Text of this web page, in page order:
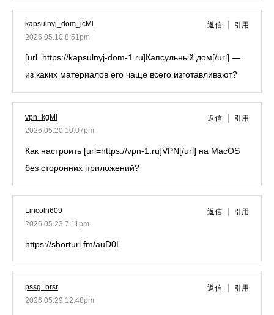
kapsulnyj_dom_jcMl
2026.05.10 8:51pm
返信 引用
[url=https://kapsulnyj-dom-1.ru]Капсульный дом[/url] —
из каких материалов его чаще всего изготавливают?
vpn_kgMl
2026.05.20 10:07pm
返信 引用
Как настроить [url=https://vpn-1.ru]VPN[/url] на MacOS
без сторонних приложений?
Lincoln609
2026.05.23 7:11pm
返信 引用
https://shorturl.fm/auD0L
pssg_brsr
2026.05.29 12:48pm
返信 引用